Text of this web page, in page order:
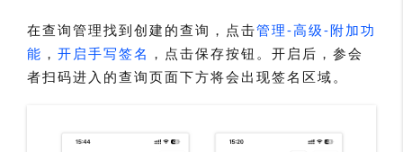
在查询管理找到创建的查询，点击管理-高级-附加功
能 ， 开启手写签名 ，点击保存按钮。开启后，参会
者扫码进入的查询页面下方将会出现签名区域。